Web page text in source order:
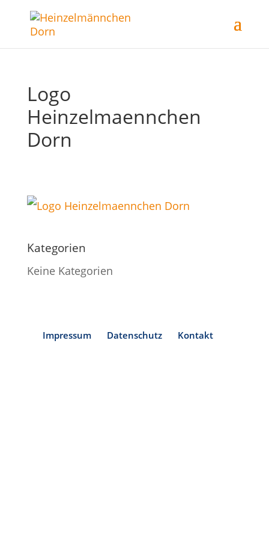
Logo
Heinzelmaennchen
Dorn
Kategorien
Keine Kategorien
Impressum Datenschutz Kontakt